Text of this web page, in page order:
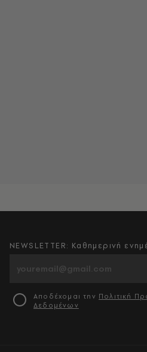
NEWSLETTER: Καθημερινή
Αποδέχομαι την Πολιτική
Δεδομένων